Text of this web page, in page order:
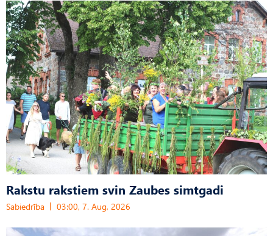
Rakstu rakstiem svin Zaubes simtgadi
Sabiedrība 03:00, 7. Aug, 2026